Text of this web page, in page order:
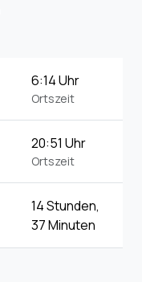
6:14 Uhr
Ortszeit
20:51 Uhr
Ortszeit
14 Stunden,
37 Minuten